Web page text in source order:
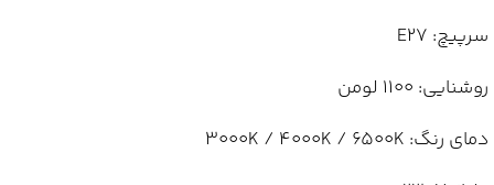
سرپیچ: E27
روشنایی: 1100 لومن
دمای رنگ: 3000K / 4000K / 6500K